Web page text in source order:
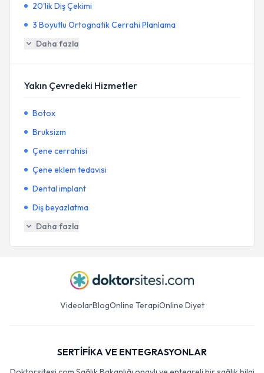
20'lik Diş Çekimi
3 Boyutlu Ortognatik Cerrahi Planlama
Daha fazla
Yakın Çevredeki Hizmetler
Botox
Bruksizm
Çene cerrahisi
Çene eklem tedavisi
Dental implant
Diş beyazlatma
Daha fazla
VideolarBlogOnline TerapiOnline Diyet
SERTİFİKA VE ENTEGRASYONLAR